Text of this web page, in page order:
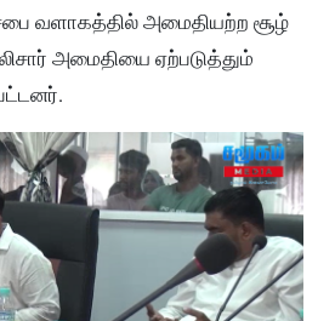
வளாகத்தில் அமைதியற்ற சூழ்
அமைதியை ஏற்படுத்தும்